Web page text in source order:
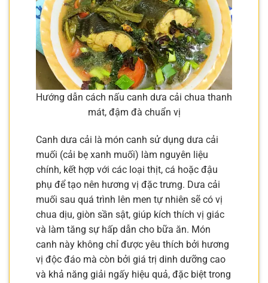
Hướng dẫn cách nấu canh dưa cải chua thanh
mát, đậm đà chuẩn vị
Canh dưa cải là món canh sử dụng dưa cải
muối (cải bẹ xanh muối) làm nguyên liệu
chính, kết hợp với các loại thịt, cá hoặc đậu
phụ để tạo nên hương vị đặc trưng. Dưa cải
muối sau quá trình lên men tự nhiên sẽ có vị
chua dịu, giòn sần sật, giúp kích thích vị giác
và làm tăng sự hấp dẫn cho bữa ăn. Món
canh này không chỉ được yêu thích bởi hương
vị độc đáo mà còn bởi giá trị dinh dưỡng cao
và khả năng giải ngấy hiệu quả, đặc biệt trong